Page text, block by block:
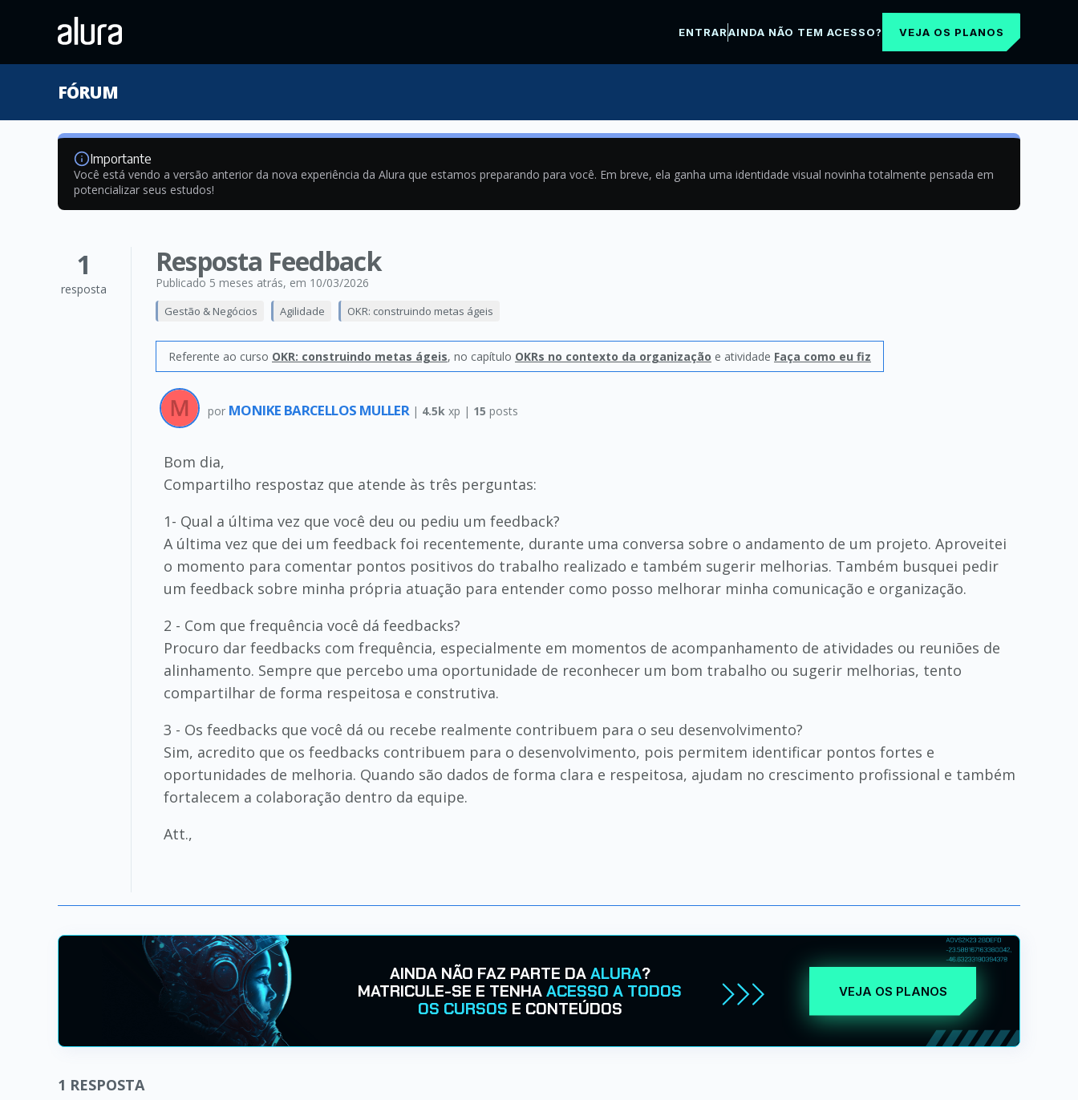
ENTRARAINDA NÃO TEM ACESSO? VEJA OS PLANOS
FÓRUM
Importante
Você está vendo a versão anterior da nova experiência da Alura que estamos preparando para você. Em breve, ela ganha uma identidade visual novinha totalmente pensada em
potencializar seus estudos!
1
resposta
Resposta Feedback
Publicado 5 meses atrás, em 10/03/2026
Gestão & Negócios Agilidade OKR: construindo metas ágeis
Referente ao curso OKR: construindo metas ágeis, no capítulo OKRs no contexto da organização e atividade Faça como eu fiz
por MONIKE BARCELLOS MULLER | 4.5k xp | 15 posts
Bom dia,
Compartilho respostaz que atende às três perguntas:
1- Qual a última vez que você deu ou pediu um feedback?
A última vez que dei um feedback foi recentemente, durante uma conversa sobre o andamento de um projeto. Aproveitei
o momento para comentar pontos positivos do trabalho realizado e também sugerir melhorias. Também busquei pedir
um feedback sobre minha própria atuação para entender como posso melhorar minha comunicação e organização.
2 - Com que frequência você dá feedbacks?
Procuro dar feedbacks com frequência, especialmente em momentos de acompanhamento de atividades ou reuniões de
alinhamento. Sempre que percebo uma oportunidade de reconhecer um bom trabalho ou sugerir melhorias, tento
compartilhar de forma respeitosa e construtiva.
3 - Os feedbacks que você dá ou recebe realmente contribuem para o seu desenvolvimento?
Sim, acredito que os feedbacks contribuem para o desenvolvimento, pois permitem identificar pontos fortes e
oportunidades de melhoria. Quando são dados de forma clara e respeitosa, ajudam no crescimento profissional e também
fortalecem a colaboração dentro da equipe.
Att.,
AINDA NÃO FAZ PARTE DAALURA?
MATRICULE-SE E TENHAACESSO A TODOS
OS CURSOS E CONTEÚDOS
VEJA OS PLANOS
1 RESPOSTA